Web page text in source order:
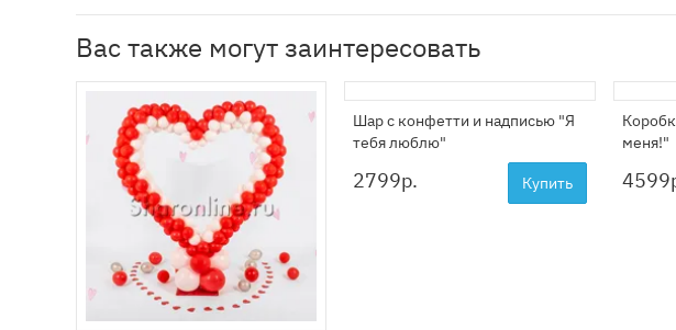
Вас также могут заинтересовать
Шар с конфетти и надписью "Я
тебя люблю"
2799р. Купить
меня!"
4599